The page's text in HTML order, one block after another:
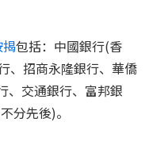
包括：中國銀行(香
、招商永隆銀行、華僑
、交通銀行、富邦銀
分先後)。